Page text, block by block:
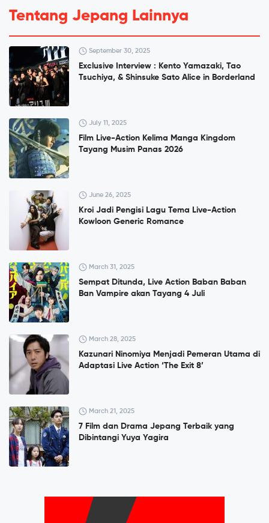
Tentang Jepang Lainnya
September 30, 2025
Exclusive Interview : Kento Yamazaki, Tao
Tsuchiya, & Shinsuke Sato Alice in Borderland
July 11, 2025
Film Live-Action Kelima Manga Kingdom
Tayang Musim Panas 2026
June 26, 2025
Kroi Jadi Pengisi Lagu Tema Live-Action
Kowloon Generic Romance
March 31, 2025
Sempat Ditunda, Live Action Baban Baban
Ban Vampire akan Tayang 4 Juli
March 28, 2025
Kazunari Ninomiya Menjadi Pemeran Utama di
Adaptasi Live Action ‘The Exit 8’
March 21, 2025
7 Film dan Drama Jepang Terbaik yang
Dibintangi Yuya Yagira